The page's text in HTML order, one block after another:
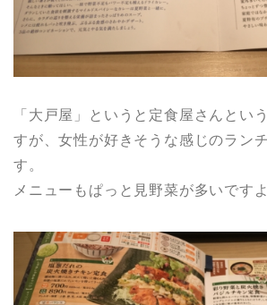
「大戸屋」というと定食屋さんとい
すが、女性が好きそうな感じのラン
す。
メニューもぱっと見野菜が多いですよ